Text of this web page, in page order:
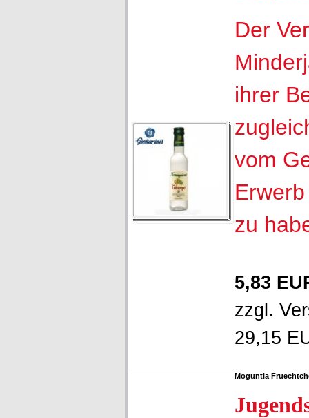
Der
ihrer
vom
zu
5,83
zzgl.
29,15
Moguntia